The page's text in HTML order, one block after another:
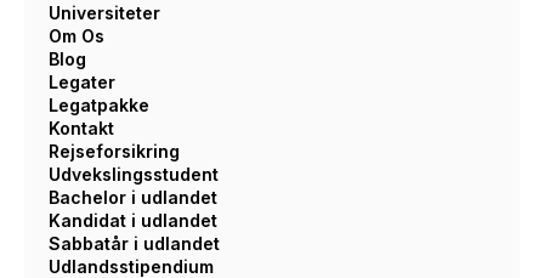
Universiteter
Om Os
Blog
Legater
Legatpakke
Kontakt
Rejseforsikring
Udvekslingsstudent
Bachelor i udlandet
Kandidat i udlandet
Sabbatår i udlandet
Udlandsstipendium